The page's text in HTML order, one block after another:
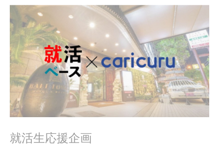
,
就活生応援企画